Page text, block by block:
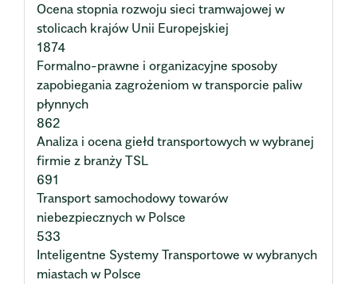
Ocena stopnia rozwoju sieci tramwajowej w
stolicach krajów Unii Europejskiej
1874
Formalno-prawne i organizacyjne sposoby
zapobiegania zagrożeniom w transporcie paliw
płynnych
862
Analiza i ocena giełd transportowych w wybranej
firmie z branży TSL
691
Transport samochodowy towarów
niebezpiecznych w Polsce
533
Inteligentne Systemy Transportowe w wybranych
miastach w Polsce